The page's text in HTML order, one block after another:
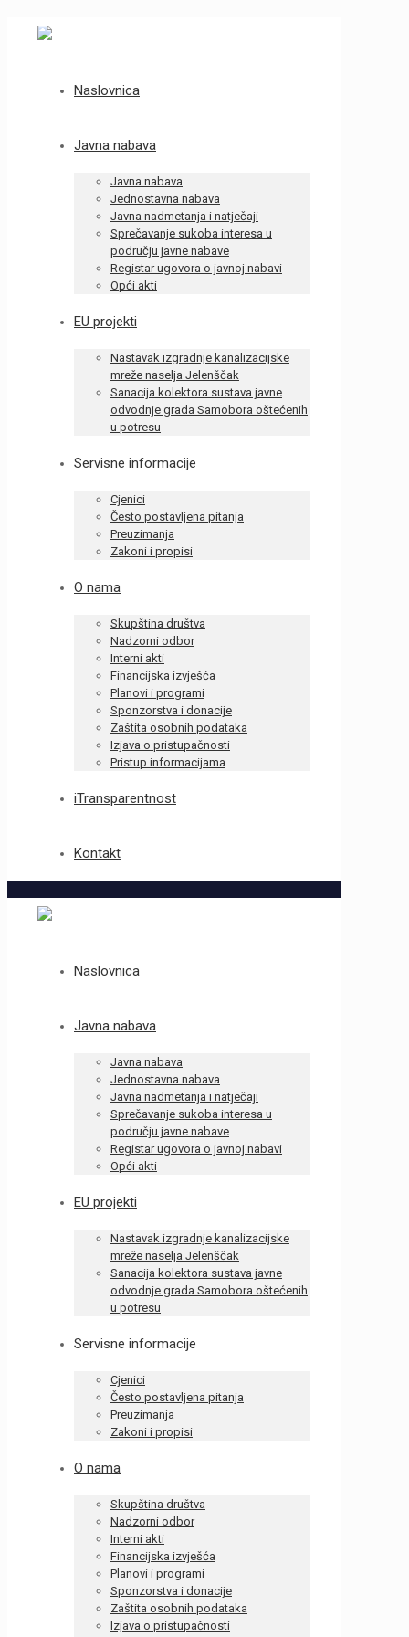
Naslovnica
Javna nabava
Javna nabava
Jednostavna nabava
Javna nadmetanja i natječaji
Sprečavanje sukoba interesa u
području javne nabave
Registar ugovora o javnoj nabavi
Opći akti
EU projekti
Nastavak izgradnje kanalizacijske
mreže naselja Jelenščak
Sanacija kolektora sustava javne
odvodnje grada Samobora oštećenih
u potresu
Servisne informacije
Cjenici
Često postavljena pitanja
Preuzimanja
Zakoni i propisi
O nama
Skupština društva
Nadzorni odbor
Interni akti
Financijska izvješća
Planovi i programi
Sponzorstva i donacije
Zaštita osobnih podataka
Izjava o pristupačnosti
Pristup informacijama
iTransparentnost
Kontakt
Naslovnica
Javna nabava
Javna nabava
Jednostavna nabava
Javna nadmetanja i natječaji
Sprečavanje sukoba interesa u
području javne nabave
Registar ugovora o javnoj nabavi
Opći akti
EU projekti
Nastavak izgradnje kanalizacijske
mreže naselja Jelenščak
Sanacija kolektora sustava javne
odvodnje grada Samobora oštećenih
u potresu
Servisne informacije
Cjenici
Često postavljena pitanja
Preuzimanja
Zakoni i propisi
O nama
Skupština društva
Nadzorni odbor
Interni akti
Financijska izvješća
Planovi i programi
Sponzorstva i donacije
Zaštita osobnih podataka
Izjava o pristupačnosti